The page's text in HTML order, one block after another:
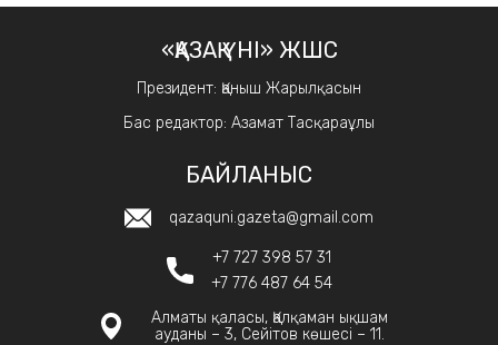
«ҚАЗАҚ ҮНІ» ЖШС
Президент: Қаныш Жарылқасын
Бас редактор: Азамат Тасқараұлы
БАЙЛАНЫС
qazaquni.gazeta@gmail.com
+7 727 398 57 31
+7 776 487 64 54
Алматы қаласы, Қалқаман ықшам
ауданы – 3, Сейітов көшесі – 11.